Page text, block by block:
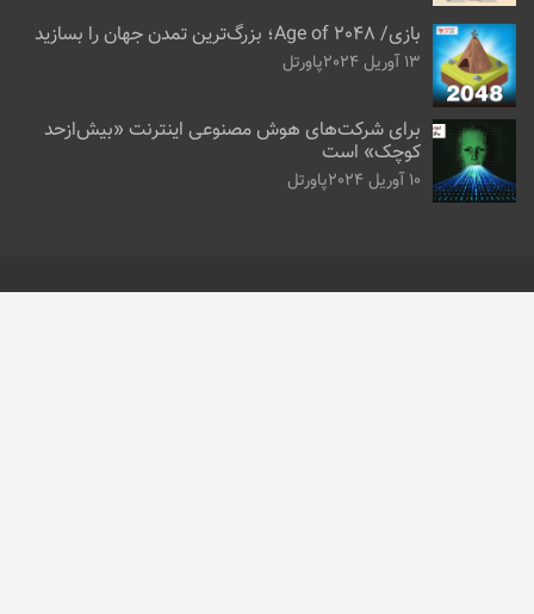
بازی/ Age of 2048؛ بزرگ‌ترین تمدن جهان را بسازید
13 آوریل 2024 پاورتل
برای شرکت‌های هوش مصنوعی اینترنت «بیش‌از‌حد
کوچک» است
10 آوریل 2024 پاورتل